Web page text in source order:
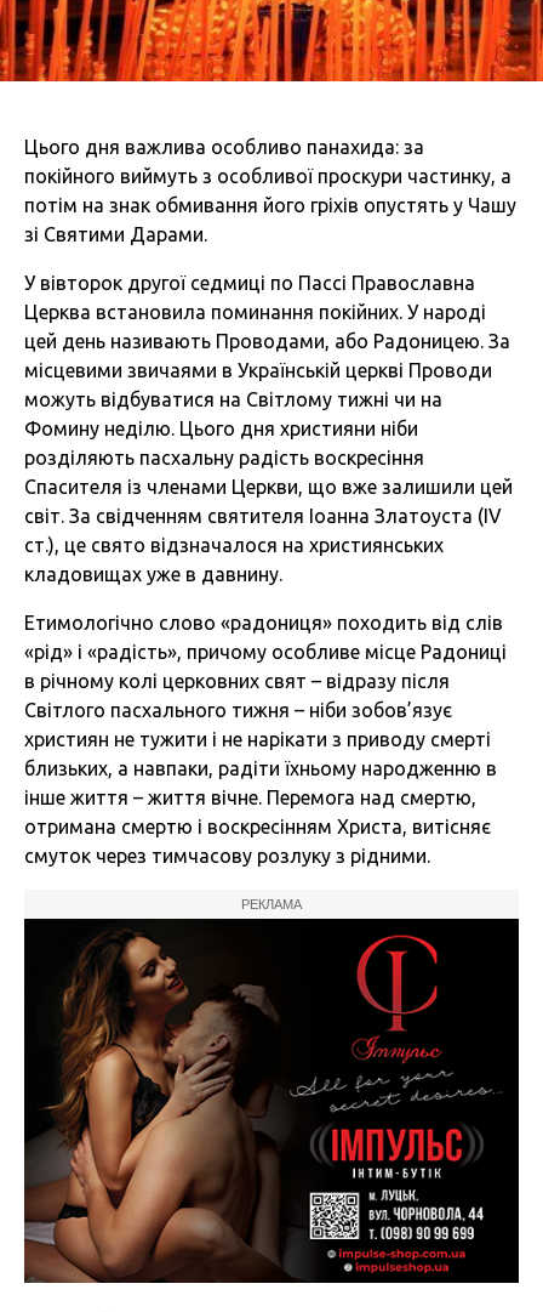
Цього дня важлива особливо панахида: за
покійного виймуть з особливої проскури частинку, а
потім на знак обмивання його гріхів опустять у Чашу
зі Святими Дарами.
У вівторок другої седмиці по Пассі Православна
Церква встановила поминання покійних. У народі
цей день називають Проводами, або Радоницею. За
місцевими звичаями в Українській церкві Проводи
можуть відбуватися на Світлому тижні чи на
Фомину неділю. Цього дня християни ніби
розділяють пасхальну радість воскресіння
Спасителя із членами Церкви, що вже залишили цей
світ. За свідченням святителя Іоанна Златоуста (IV
ст.), це свято відзначалося на християнських
кладовищах уже в давнину.
Етимологічно слово «радониця» походить від слів
«рід» і «радість», причому особливе місце Радониці
в річному колі церковних свят – відразу після
Світлого пасхального тижня – ніби зобов’язує
християн не тужити і не нарікати з приводу смерті
близьких, а навпаки, радіти їхньому народженню в
інше життя – життя вічне. Перемога над смертю,
отримана смертю і воскресінням Христа, витісняє
смуток через тимчасову розлуку з рідними.
РЕКЛАМА